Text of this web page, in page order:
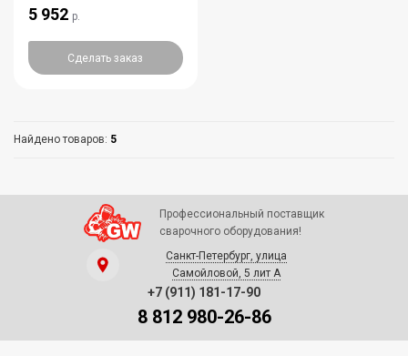
5 952 р.
Сделать заказ
Найдено товаров: 5
Профессиональный поставщик
сварочного оборудования!
Санкт-Петербург, улица
Самойловой, 5 лит А
+7 (911) 181-17-90
8 812 980-26-86